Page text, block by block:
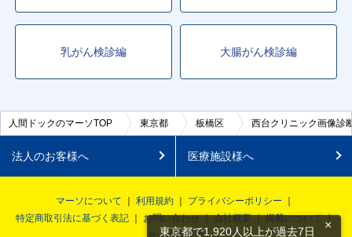
乳がん検診編 大腸がん検診編
人間ドックのマーソTOP 東京都 板橋区 西台クリニック画像診
法人のお客様へ 医療施設様へ
マーソについて 利用規約
プライバシーポリシー
特定商取引法に基づく表記
お問い合わせ 会社概要
掲載について
東京都で1,920人以上が過去7日 ×